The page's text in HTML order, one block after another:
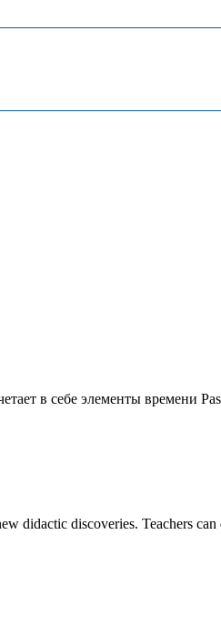
в себе элементы времени
didactic discoveries. Teachers